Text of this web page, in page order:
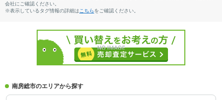
会社にご確認ください。
※表示しているタグ情報の詳細は こちらをご確認ください。
南房総市のエリアから探す